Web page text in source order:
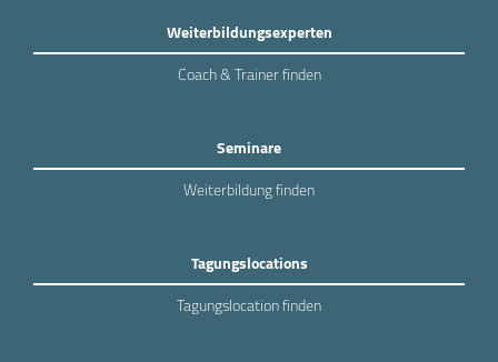
Weiterbildungsexperten
Coach & Trainer finden
Seminare
Weiterbildung finden
Tagungslocations
Tagungslocation finden